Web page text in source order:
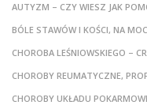
AUTYZM – CZY WIESZ JAK
BÓLE STAWÓW I KOŚCI, NA
CHOROBA LEŚNIOWSKIEGO –
CHOROBY REUMATYCZNE,
CHOROBY UKŁADU